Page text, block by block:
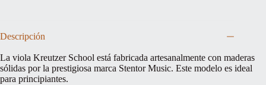
Descripción
La viola Kreutzer School está fabricada artesanalmente con maderas
sólidas por la prestigiosa marca Stentor Music. Este modelo es ideal
para principiantes.